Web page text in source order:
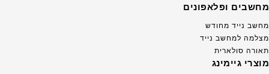
מחשבים ופלאפונים
מחשב נייד מחודש
מצלמה למחשב נייד
תאורה סולארית
מוצרי גיימינג